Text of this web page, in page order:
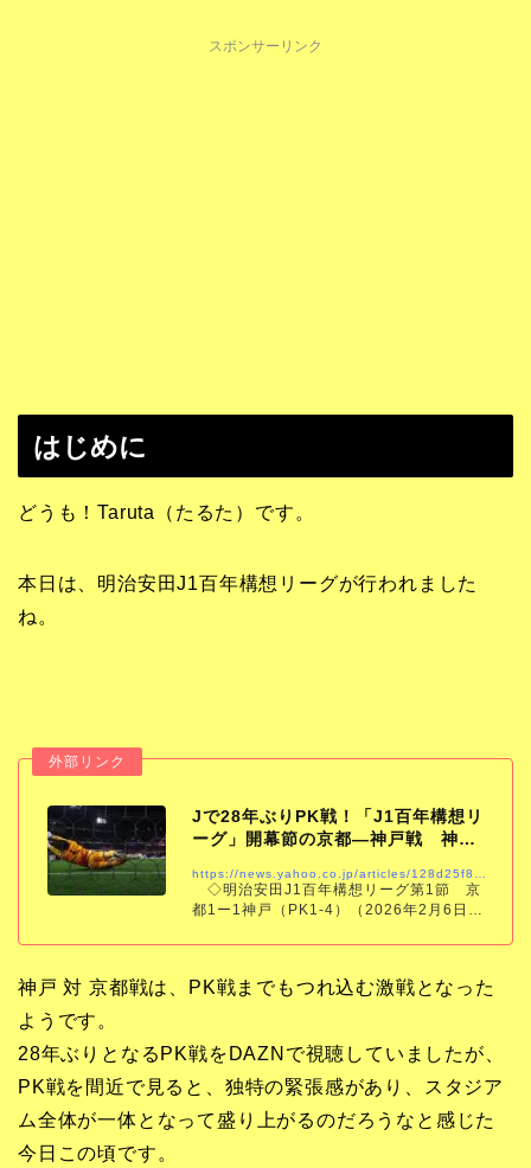
スポンサーリンク
はじめに
どうも！Taruta（たるた）です。
本日は、明治安田J1百年構想リーグが行われました
ね。
Jで28年ぶりPK戦！「J1百年構想リ
ーグ」開幕節の京都―神戸戦 神戸
https://news.yahoo.co.jp/articles/128d25f8cd700f1d947c126b1dd3d0a9f8649734
◇明治安田J1百年構想リーグ第1節 京
都1ー1神戸（PK1-4）（2026年2月6日
う特別大会「明治安田J1百年構想リーグ」
神戸 対 京都戦は、PK戦までもつれ込む激戦となった
ようです。
28年ぶりとなるPK戦をDAZNで視聴していましたが、
PK戦を間近で見ると、独特の緊張感があり、スタジア
ム全体が一体となって盛り上がるのだろうなと感じた
今日この頃です。